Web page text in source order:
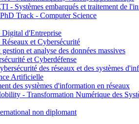
- Systèmes embarqués et traitement de
Track - Computer Science
d'Entreprise
et Cybersécurité
et analyse des données massives
et Cyberdéfense
des réseaux et des systèmes
Artificielle
des systèmes d'information en réseaux
- Transformation Numérique des
non diplomant